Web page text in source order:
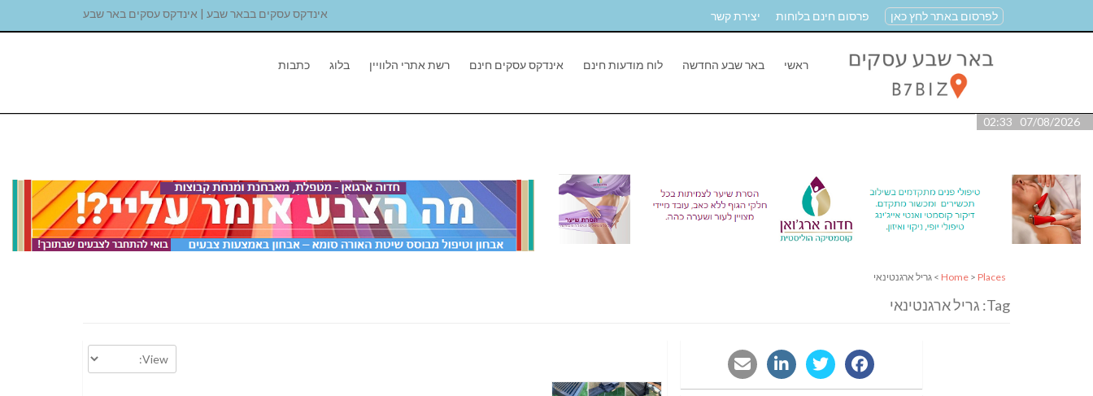
אינדקס עסקים בבאר שבע | אינדקס עסקים באר שבע לפרסום באתר לחץ כאן פרסום חינם בלוחות יצירת קשר
ראשי באר שבע החדשה לוח מודעות חינם אינדקס עסקים חינם רשת אתרי הלוויין בלוג כתבות
07/08/2026 02:33
Home > Places > גריל ארגנטינאי
Tag: גריל ארגנטינאי